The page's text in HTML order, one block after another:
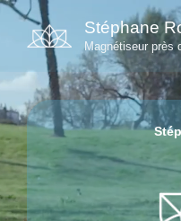
Aller
contenu
Stéphane
Magnétiseur près